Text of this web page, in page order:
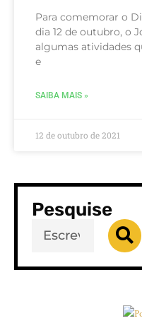
Para comemorar o
dia 12 de outubro, o
algumas atividades
e
SAIBA MAIS »
12 de outubro de 2021
Pesquise